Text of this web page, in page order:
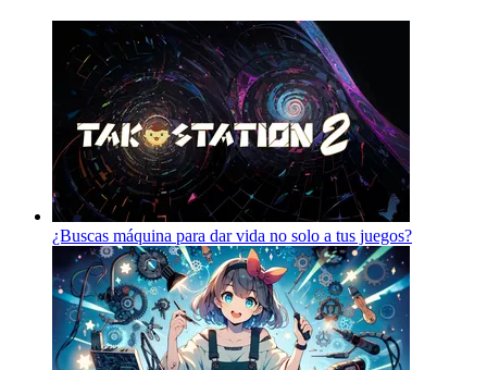
¿Buscas máquina para dar vida no solo a tus juegos?